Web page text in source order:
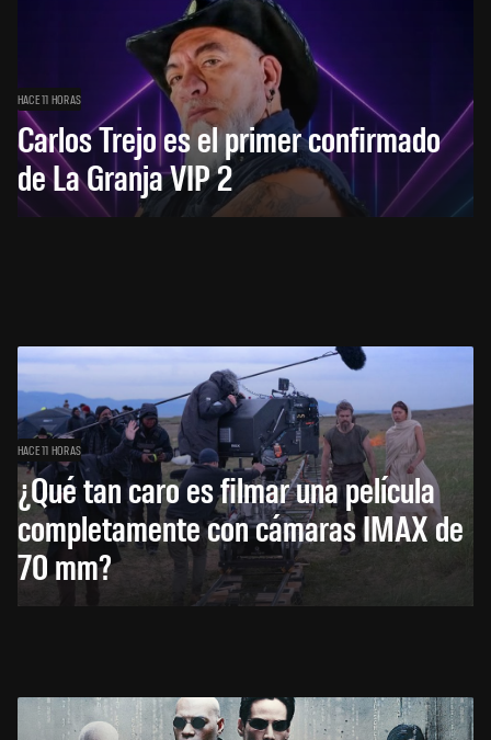
HACE 11 HORAS
Carlos Trejo es el primer confirmado
de La Granja VIP 2
HACE 11 HORAS
¿Qué tan caro es filmar una película
completamente con cámaras IMAX de
70 mm?